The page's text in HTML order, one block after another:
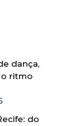
dança,
o ritmo
do